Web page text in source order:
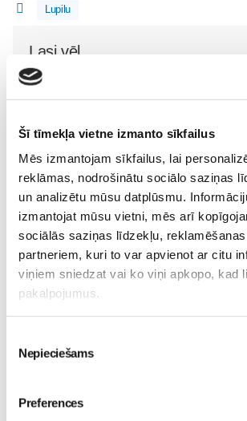
Šī tīmekļa vietne izmanto sīkfailus
Mēs izmantojam sīkfailus, lai
reklāmas, nodrošinātu sociālo saziņas
un analizētu mūsu datplūsmu.
izmantojat mūsu vietni, mēs arī
sociālās saziņas līdzekļu,
partneriem, kuri to var apvienot ar citu
viņiem sniedzat vai ko viņi apkopo, kad
pakalpojumus.
izvēle
Nepieciešams
Preferences
Lupilu
Lasi vēl
No 16. oktobra atvērsies durvis uz
publicēts filmas “Kristofers un divu
treileris
Sievietēm
05. Aug 12:00
Sākam jauno Māmiņu
septembrī!
Sievietēm
Rīgas
veikalu
pieejama